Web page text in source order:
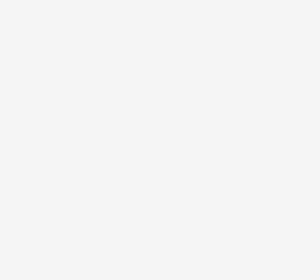
kinderen (4-12 jaar)